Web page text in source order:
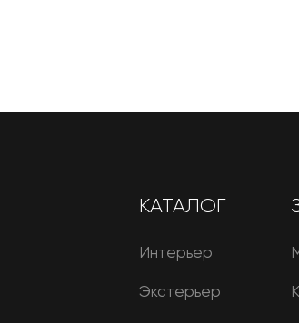
КАТАЛОГ
Интерьер
Экстерьер